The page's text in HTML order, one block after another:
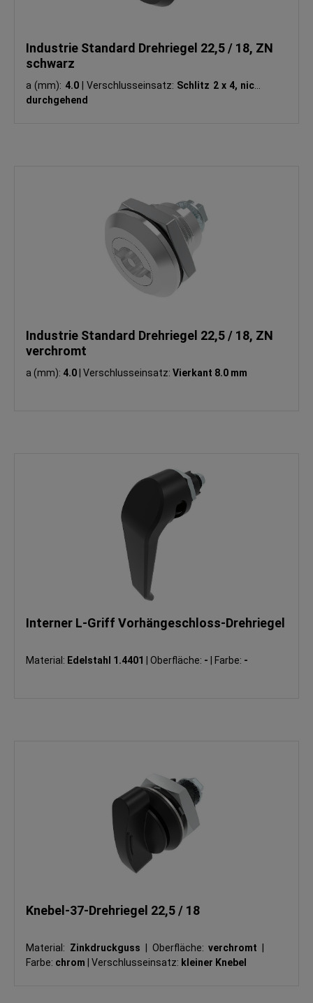
Industrie Standard Drehriegel 22,5 / 18, ZN
schwarz
a (mm): 4.0 Verschlusseinsatz: Schlitz 2 x 4, nicht
durchgehend
Industrie Standard Drehriegel 22,5 / 18, ZN
verchromt
a (mm): 4.0 Verschlusseinsatz: Vierkant 8.0 mm
Interner L-Griff Vorhängeschloss-Drehriegel
Material: Edelstahl 1.4401 Oberfläche: - Farbe: -
Knebel-37-Drehriegel 22,5 / 18
Material: Zinkdruckguss Oberfläche:verchromt
Farbe: chrom Verschlusseinsatz: kleiner Knebel